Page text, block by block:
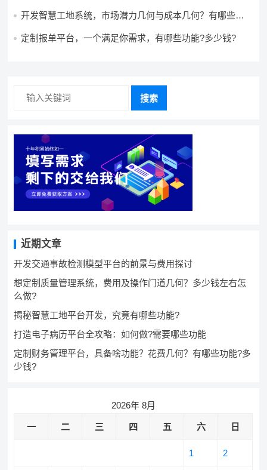
开发智慧工地系统，市场潜力几何与成本几何？有哪些前
定制报单平台，一个满足你需求，有哪些功能?多少钱?
搜索
近期文章
开发交通事故检测模型平台的前景与费用探讨
想定制质量管理系统，费用及操作门道几何？多少钱左右怎
么做?
揭秘智慧工地平台开发，究竟有哪些功能?
打造电子病历平台全攻略：如何做?需要哪些功能
定制财务管理平台，具备啥功能？花费几何？有哪些功能?多
少钱?
2026年 8月
一 二 三 四 五 六 日
1 2